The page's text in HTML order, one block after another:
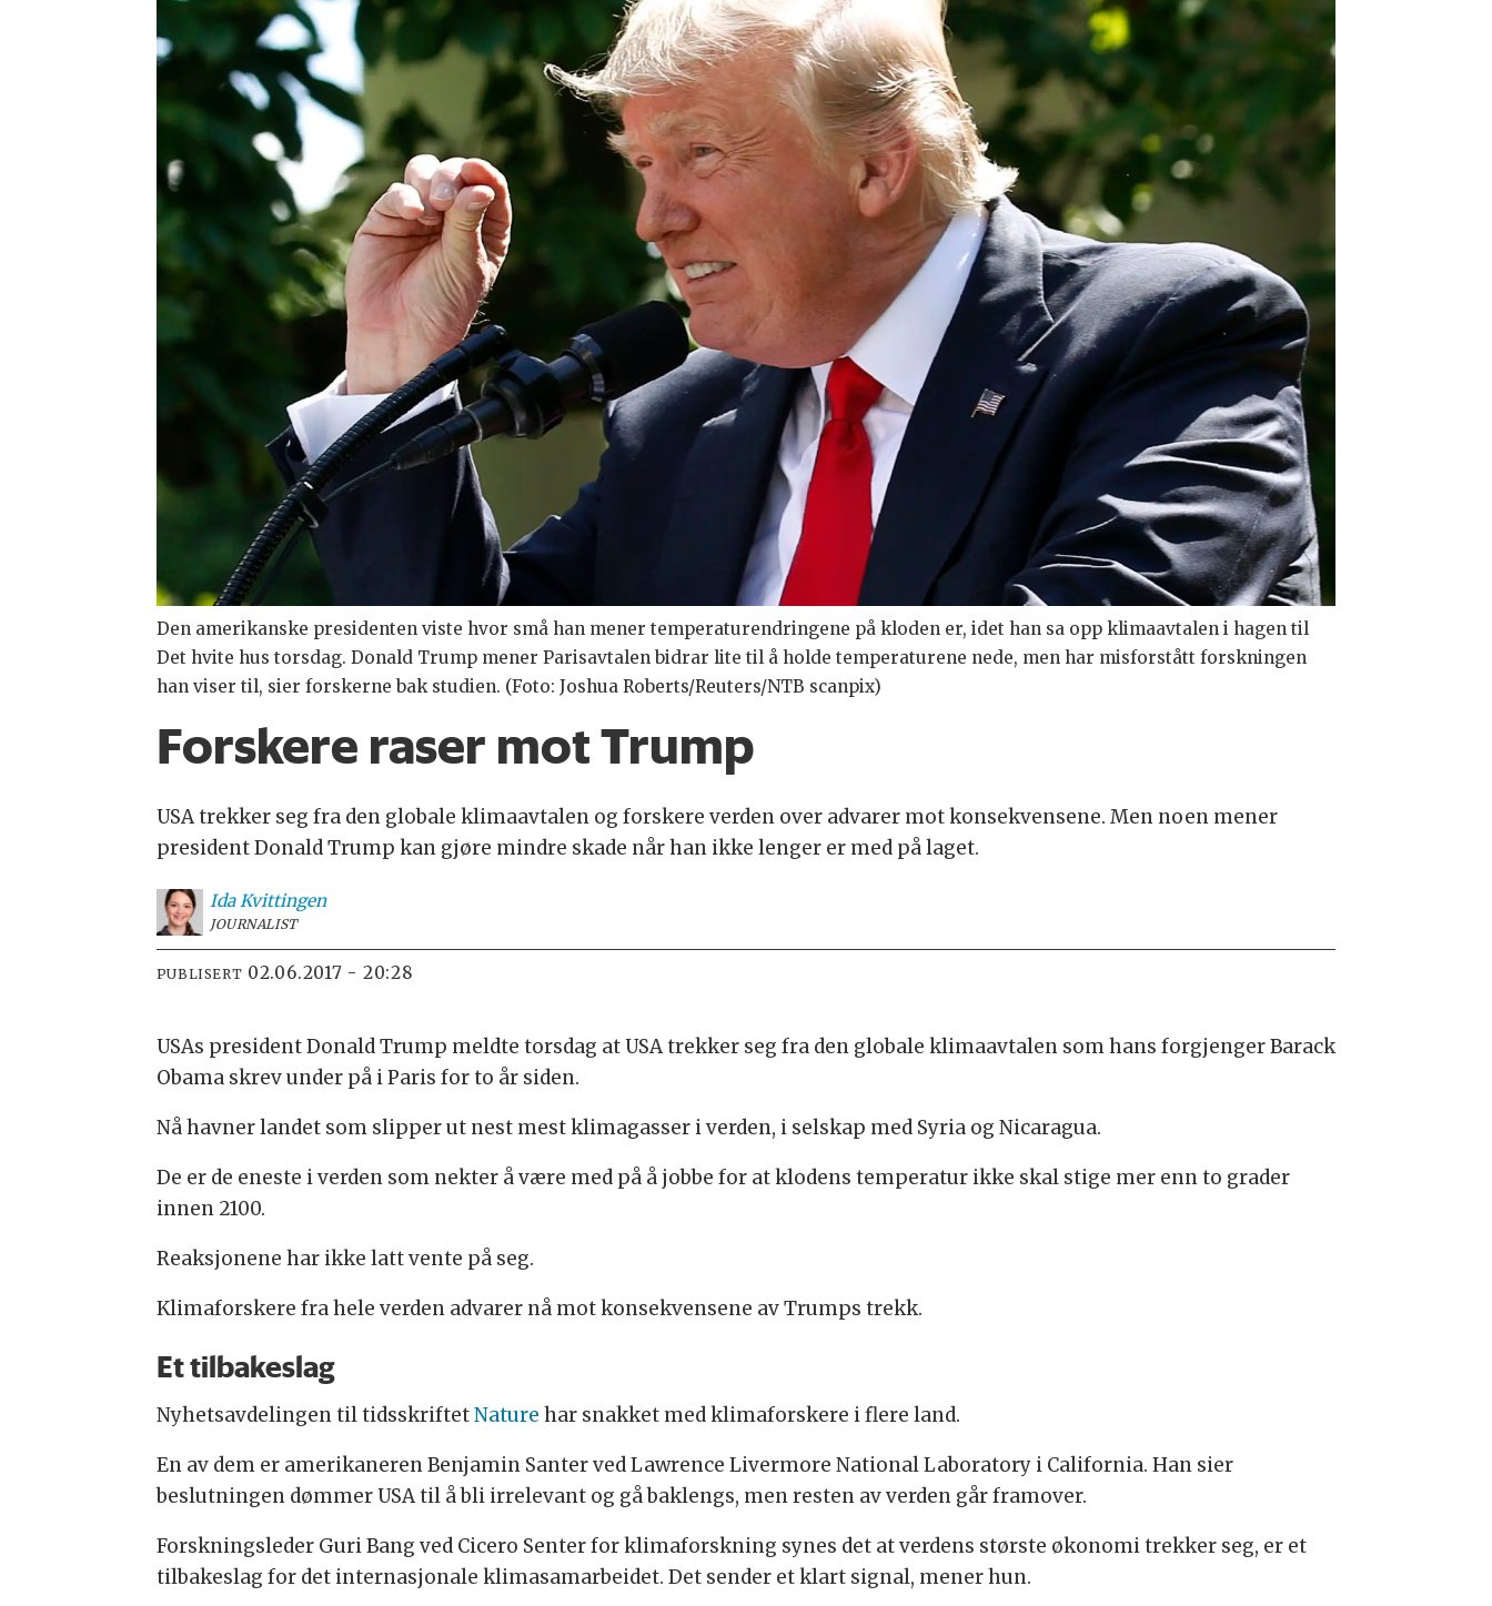
Den amerikanske presidenten viste hvor små han mener temperaturendringene på kloden er, idet han sa opp klimaavtalen i hagen til
Det hvite hus torsdag. Donald Trump mener Parisavtalen bidrar lite til å holde temperaturene nede, men har misforstått forskningen
han viser til, sier forskerne bak studien. (Foto: Joshua Roberts/Reuters/NTB scanpix)
Forskere raser mot Trump
USA trekker seg fra den globale klimaavtalen og forskere verden over advarer mot konsekvensene. Men noen mener
president Donald Trump kan gjøre mindre skade når han ikke lenger er med på laget.
Ida Kvittingen
JOURNALIST
PUBLISERT 02.06.2017 - 20:28
USAs president Donald Trump meldte torsdag at USA trekker seg fra den globale klimaavtalen som hans forgjenger Barack
Obama skrev under på i Paris for to år siden.
Nå havner landet som slipper ut nest mest klimagasser i verden, i selskap med Syria og Nicaragua.
De er de eneste i verden som nekter å være med på å jobbe for at klodens temperatur ikke skal stige mer enn to grader
innen 2100.
Reaksjonene har ikke latt vente på seg.
Klimaforskere fra hele verden advarer nå mot konsekvensene av Trumps trekk.
Et tilbakeslag
Nyhetsavdelingen til tidsskriftetNature har snakket med klimaforskere i flere land.
En av dem er amerikaneren Benjamin Santer ved Lawrence Livermore National Laboratory i California. Han sier
beslutningen dømmer USA til å bli irrelevant og gå baklengs, men resten av verden går framover.
Forskningsleder Guri Bang ved Cicero Senter for klimaforskning synes det at verdens største økonomi trekker seg, er et
tilbakeslag for det internasjonale klimasamarbeidet. Det sender et klart signal, mener hun.